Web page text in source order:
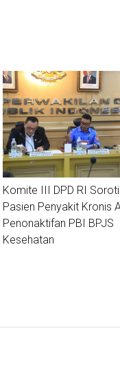
Komite III DPD RI
Pasien Penyakit Kronis
Penonaktifan PBI BPJS
Kesehatan